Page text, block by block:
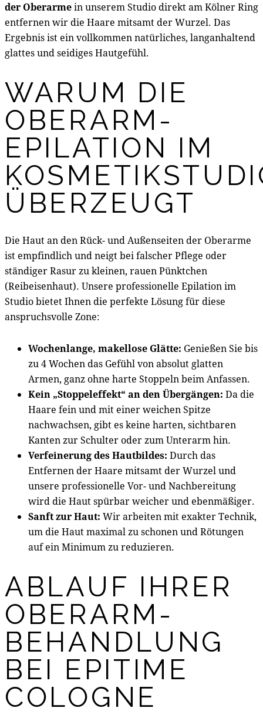
der Oberarmein unserem Studio direkt am Kölner Ring
entfernen wir die Haare mitsamt der Wurzel. Das
Ergebnis ist ein vollkommen natürliches, langanhaltend
glattes und seidiges Hautgefühl.
WARUM DIE
OBERARM-
EPILATION IM
ÜBERZEUGT
Die Haut an den Rück- und Außenseiten der Oberarme
ist empfindlich und neigt bei falscher Pflege oder
ständiger Rasur zu kleinen, rauen Pünktchen
(Reibeisenhaut). Unsere professionelle Epilation im
Studio bietet Ihnen die perfekte Lösung für diese
anspruchsvolle Zone:
Wochenlange, makellose Glätte: Genießen Sie bis
zu 4 Wochen das Gefühl von absolut glatten
Armen, ganz ohne harte Stoppeln beim Anfassen.
Kein „Stoppeleffekt“ an den Übergängen: Da die
Haare fein und mit einer weichen Spitze
nachwachsen, gibt es keine harten, sichtbaren
Kanten zur Schulter oder zum Unterarm hin.
Verfeinerung des Hautbildes: Durch das
Entfernen der Haare mitsamt der Wurzel und
unsere professionelle Vor- und Nachbereitung
wird die Haut spürbar weicher und ebenmäßiger.
Sanft zur Haut: Wir arbeiten mit exakter Technik,
um die Haut maximal zu schonen und Rötungen
auf ein Minimum zu reduzieren.
ABLAUF IHRER
OBERARM-
BEHANDLUNG
BEI EPITIME
COLOGNE